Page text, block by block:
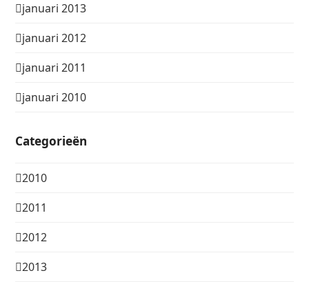
januari 2013
januari 2012
januari 2011
januari 2010
Categorieën
2010
2011
2012
2013